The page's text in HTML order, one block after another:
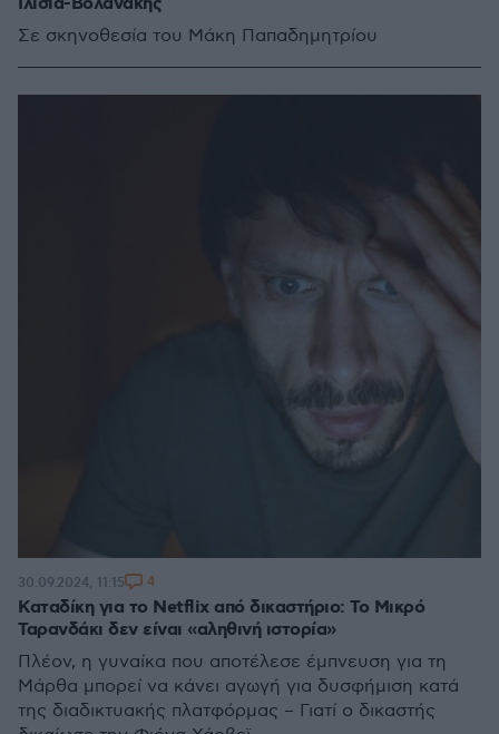
Σε σκηνοθεσία του Μάκη Παπαδημητρίου
Καταδίκη για το Netflix από δικαστήριο: Το Μικρό
Ταρανδάκι δεν είναι «αληθινή ιστορία»
Πλέον, η γυναίκα που αποτέλεσε έμπνευση για τη
Μάρθα μπορεί να κάνει αγωγή για δυσφήμιση κατά
της διαδικτυακής πλατφόρμας – Γιατί ο δικαστής
30.09.2024, 11:15 4